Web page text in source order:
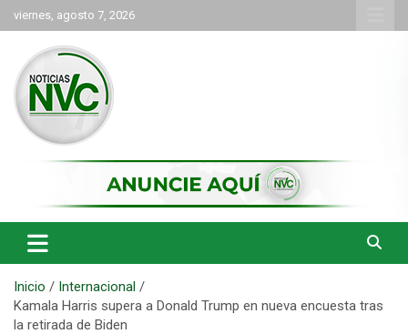
Saltar
al
contenido
viernes, agosto 7, 2026
NVC Noticias
Inicio
Internacional
Kamala Harris supera a Donald Trump en nueva encuesta tras
la retirada de Biden